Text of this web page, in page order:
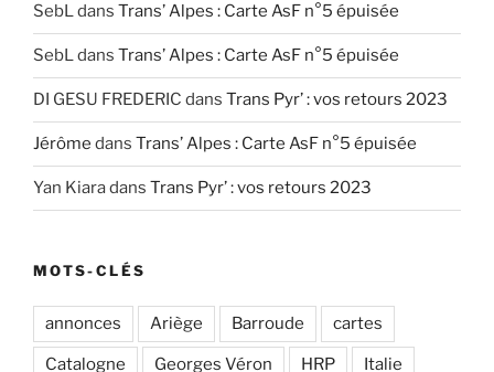
SebLdans Trans’ Alpes : Carte AsF n°5 épuisée
SebLdans Trans’ Alpes : Carte AsF n°5 épuisée
DI GESU FREDERIC dans Trans Pyr’ : vos retours 2023
Jérôme dans Trans’ Alpes : Carte AsF n°5 épuisée
Yan Kiaradans Trans Pyr’ : vos retours 2023
MOTS-CLÉS
annonces Ariège Barroude cartes
Catalogne Georges Véron HRP Italie